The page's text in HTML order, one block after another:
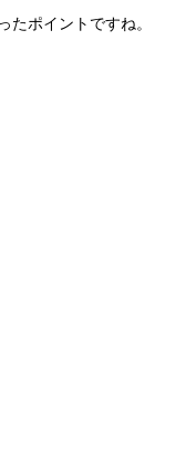
たポイントですね。